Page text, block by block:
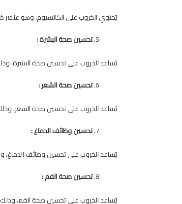
يُحتوي الخروب على الكالسيوم، وهو
تحسين صحة البشرة :
يُساعد الخروب على تحسين صحة البشرة،
تحسين صحة الشعر :
يُساعد الخروب على تحسين صحة الشعر،
تحسين وظائف الدماغ :
يُساعد الخروب على تحسين وظائف الدماغ،
تحسين صحة الفم :
يُساعد الخروب على تحسين صحة الفم، وذلك